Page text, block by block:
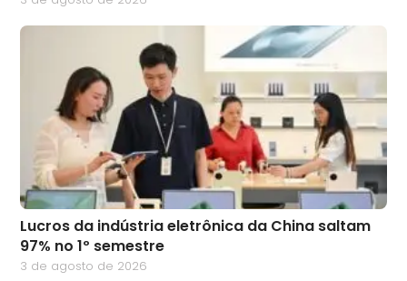
Lucros da indústria eletrônica da China saltam
97% no 1º semestre
3 de agosto de 2026